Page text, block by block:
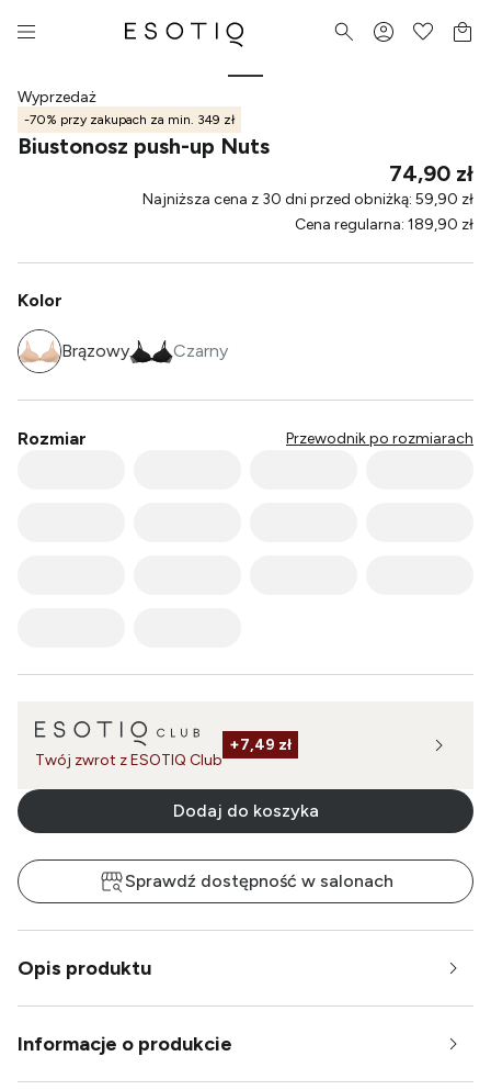
Wyprzedaż
-70% przy zakupach za min. 349 zł
Biustonosz push-up Nuts
74,90 zł
Najniższa cena z 30 dni przed obniżką: 59,90 zł
Cena regularna: 189,90 zł
Kolor
Brązowy Czarny
Rozmiar Przewodnik po rozmiarach
Twój zwrot z ESOTIQ Club
+7,49 zł
Dodaj do koszyka
Sprawdź dostępność w salonach
Opis produktu
Informacje o produkcie